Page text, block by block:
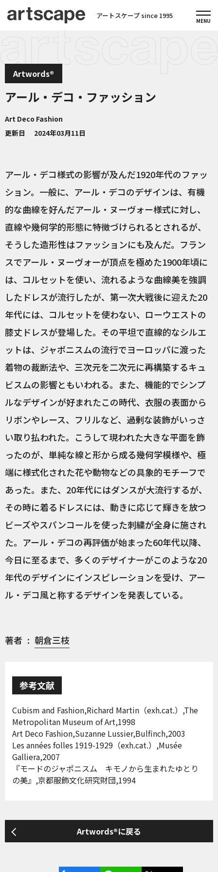
アートスケープ since 1995
Artwords®
アール・デコ・ファッション
Art Deco Fashion
更新日
2024年03月11日
アール・デコ様式の影響が及んだ1920年代のファッ
ション。一般に、アール・デコのデザインは、有機
的な曲線を好んだアール・ヌーヴォー様式に対し、
直線や幾何学的形態に特徴づけられるとされるが、
そうした造形性はファッションにも及んだ。フラン
スでアール・ヌーヴォーが頂点を極めた1900年頃に
は、コルセットを使い、流れるような曲線美を強調
したドレスが流行したが、第一次大戦後に迎えた20
年代には、コルセットを使わない、ローウエストの
膝丈ドレスが登場した。その平坦で直線的なシルエ
ットは、ジャポニスムの流行でヨーロッパに渡った
着物の裁断法や、三次元を二次元に再構築するキュ
ビスムの影響ともいわれる。また、機能的でシンプ
ルなデザインが好まれたこの時代、衣服の表面から
リボンやレース、フリルなど、過剰な装飾がいっさ
い取り払われた。こうして現われた大きな平面を飾
ったのが、単純な線と形から成る幾何学模様や、極
端に様式化された花や動物などの具象的モチーフで
あった。また、20年代にはダンスが大流行するが、
その時に着るドレスには、動きに応じて輝きを放つ
ビーズやスパンコールを使った刺繍が全身に施され
た。アール・デコの再評価が始まった60年代以降、
今日に至るまで、多くのデザイナーがこのような20
年代のデザインにインスピレーションを受け、アー
ル・デコ風と称するデザインを発表している。
著者 朝倉三枝
参考文献
Cubism and Fashion,Richard Martin（exh.cat.）,The
Metropolitan Museum of Art,1998
Art Deco Fashion,Suzanne Lussier,Bulfinch,2003
Les années folles 1919-1929（exh.cat.）,Musée
Galliera,2007
『モードのジャポニスム キモノから生まれたゆとり
の美』,京都服飾文化研究財団,1994
Artwords®に戻る